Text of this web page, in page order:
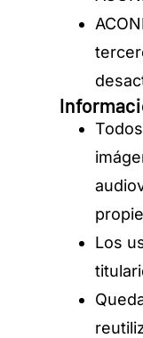
Los